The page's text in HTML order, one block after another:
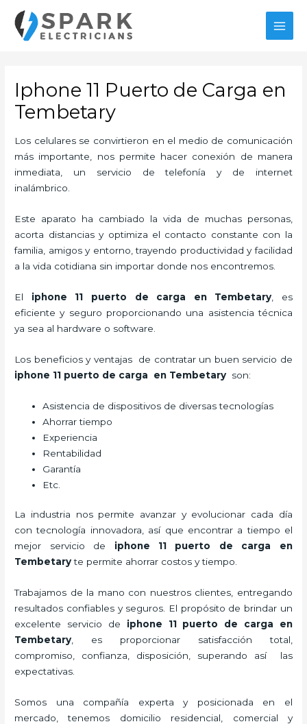
contenido
Iphone 11 Puerto de Carga en
Tembetary
Los celulares se convirtieron en el medio de comunicación
más importante, nos permite hacer conexión de manera
inmediata, un servicio de telefonía y de internet
inalámbrico.
Este aparato ha cambiado la vida de muchas personas,
acorta distancias y optimiza el contacto constante con la
familia, amigos y entorno, trayendo productividad y facilidad
a la vida cotidiana sin importar donde nos encontremos.
El iphone 11 puerto de carga en Tembetary , es
eficiente y seguro proporcionando una asistencia técnica
ya sea al hardware o software.
Los beneficios y ventajas de contratar un buen servicio de
iphone 11 puerto de carga
en Tembetary son:
Asistencia de dispositivos de diversas tecnologías
Ahorrar tiempo
Experiencia
Rentabilidad
Garantía
Etc.
La industria nos permite avanzar y evolucionar cada día
con tecnología innovadora, así que encontrar a tiempo el
mejor servicio de iphone 11 puerto de carga
en
Tembetaryte permite ahorrar costos y tiempo.
Trabajamos de la mano con nuestros clientes, entregando
resultados confiables y seguros. El propósito de brindar un
excelente servicio de iphone 11 puerto de carga en
Tembetary , es proporcionar satisfacción total,
compromiso, confianza, disposición, superando así las
expectativas.
Somos una compañía experta y posicionada en el
mercado, tenemos domicilio residencial, comercial y